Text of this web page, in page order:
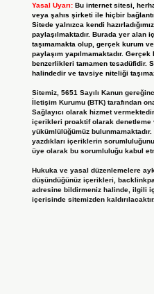
Yasal Uyarı: Bu internet sitesi,
veya şahıs şirketi ile hiçbir
Sitede yalnızca kendi
paylaşılmaktadır. Burada yer alan
taşımamakta olup, gerçek kurum
paylaşım yapılmamaktadır.
benzerlikleri tamamen tesadüfidir.
halindedir ve tavsiye niteliği
Sitemiz, 5651 Sayılı Kanun
İletişim Kurumu (BTK) tarafından
Sağlayıcı olarak hizmet
içerikleri proaktif olarak denetleme
yükümlülüğümüz
yazdıkları içeriklerin
üye olarak bu sorumluluğu kabul
Hukuka ve yasal düzenlemelere
düşündüğünüz içerikleri,
adresine bildirmeniz halinde, ilgili
içerisinde sitemizden kaldırılacaktır.